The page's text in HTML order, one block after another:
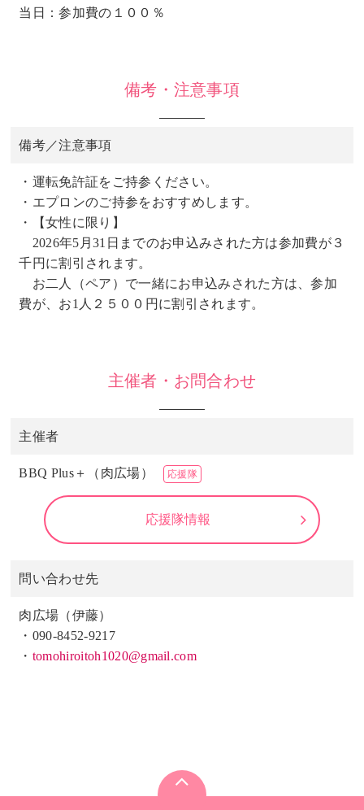
当日：参加費の１００％
備考・注意事項
備考／注意事項
・運転免許証をご持参ください。
・エプロンのご持参をおすすめします。
・【女性に限り】
2026年5月31日までのお申込みされた方は参加費が３
千円に割引されます。
お二人（ペア）で一緒にお申込みされた方は、参加
費が、お1人２５００円に割引されます。
主催者・お問合わせ
主催者
BBQ Plus＋（肉広場） 応援隊
応援隊情報
問い合わせ先
肉広場（伊藤）
・090-8452-9217
・ tomohiroitoh1020@gmail.com